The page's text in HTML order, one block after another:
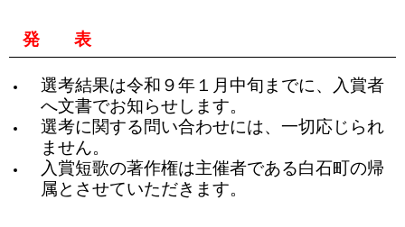
発 表
選考結果は令和９年１月中旬までに、入賞者
へ文書でお知らせします。
選考に関する問い合わせには、一切応じられ
ません。
入賞短歌の著作権は主催者である白石町の帰
属とさせていただきます。